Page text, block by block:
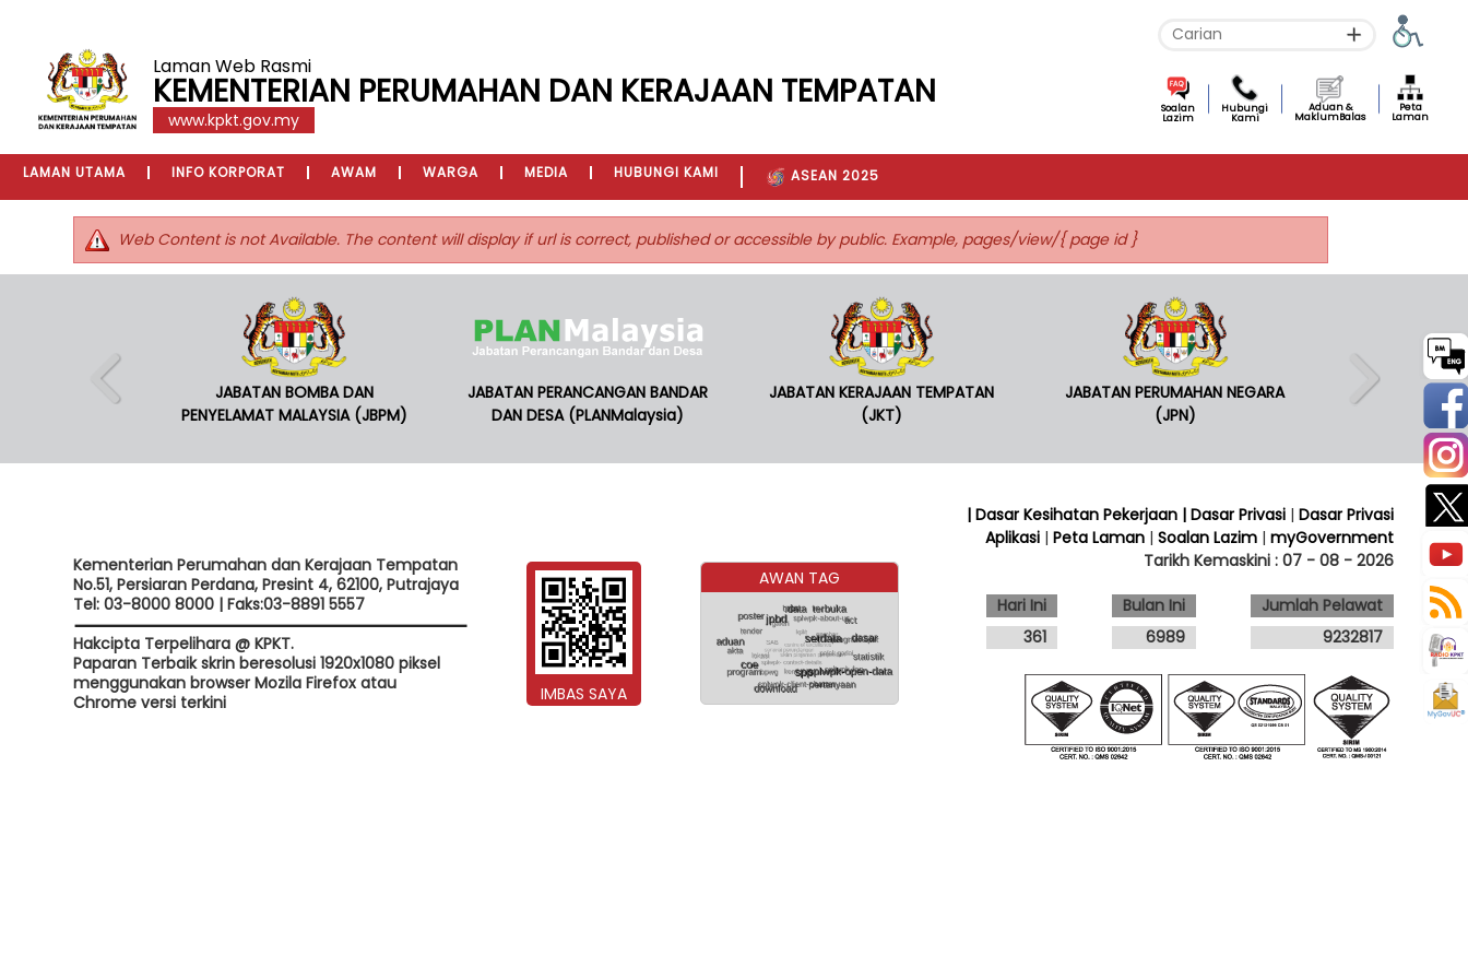
Laman Web Rasmi
KEMENTERIAN PERUMAHAN DAN KERAJAAN TEMPATAN
www.kpkt.gov.my
Soalan
Lazim
Hubungi
Kami
Aduan &
MaklumBalas
Peta
Laman
LAMAN UTAMA INFO KORPORAT AWAM WARGA MEDIA HUBUNGI KAMI ASEAN 2025
Web Content is not Available. The content will display if url is correct, published or accessible by public. Example, pages/view/{ page id }
JABATAN BOMBA DAN
PENYELAMAT MALAYSIA (JBPM)
JABATAN PERANCANGAN BANDAR
DAN DESA (PLANMalaysia)
JABATAN KERAJAAN TEMPATAN
(JKT)
JABATAN PERUMAHAN NEGARA
(JPN)
Kementerian Perumahan dan Kerajaan Tempatan
No.51, Persiaran Perdana, Presint 4, 62100, Putrajaya
Tel: 03-8000 8000 | Faks:03-8891 5557
Hakcipta Terpelihara @ KPKT.
Paparan Terbaik skrin beresolusi 1920x1080 piksel
menggunakan browser Mozila Firefox atau
Chrome versi terkini
IMBAS SAYA
AWAN TAG
| Dasar Kesihatan Pekerjaan | Dasar Privasi |Dasar Privasi
Aplikasi |Peta Laman |Soalan Lazim |myGovernment
Tarikh Kemaskini :07 - 08 - 2026
Hari Ini
361
Bulan Ini
6989
Jumlah Pelawat
9232817